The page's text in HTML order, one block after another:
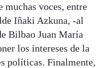
muchas voces, entre
Iñaki Azkuna, -al
Bilbao Juan María
los intereses de la
políticas. Finalmente,